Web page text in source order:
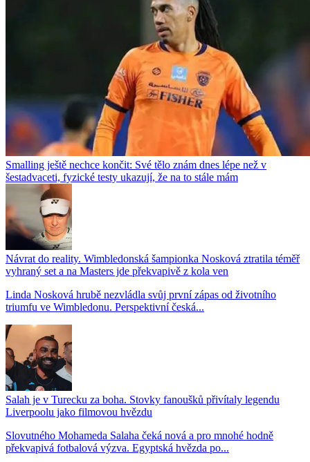
Smalling ještě nechce končit: Své tělo znám dnes lépe než v
šestadvaceti, fyzické testy ukazují, že na to stále mám
Návrat do reality. Wimbledonská šampionka Nosková ztratila téměř
vyhraný set a na Masters jde překvapivě z kola ven
Linda Nosková hrubě nezvládla svůj první zápas od životního
triumfu ve Wimbledonu. Perspektivní česká...
Salah je v Turecku za boha. Stovky fanoušků přivítaly legendu
Liverpoolu jako filmovou hvězdu
Slovutného Mohameda Salaha čeká nová a pro mnohé hodně
překvapivá fotbalová výzva. Egyptská hvězda po...